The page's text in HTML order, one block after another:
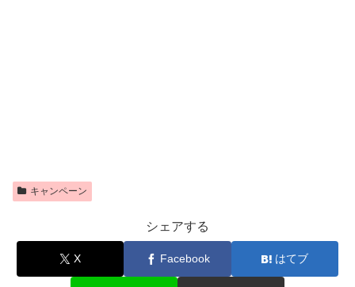
キャンペーン
シェアする
X Facebook はてブ